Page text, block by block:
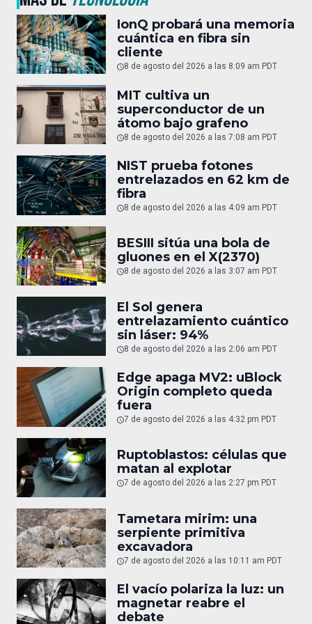
IonQ probará una memoria
cuántica en fibra sin
cliente
8 de agosto del 2026 a las 8:09 am PDT
MIT cultiva un
superconductor de un
átomo bajo grafeno
8 de agosto del 2026 a las 7:08 am PDT
NIST prueba fotones
entrelazados en 62 km de
fibra
8 de agosto del 2026 a las 4:09 am PDT
BESIII sitúa una bola de
gluones en el X(2370)
8 de agosto del 2026 a las 3:07 am PDT
El Sol genera
entrelazamiento cuántico
sin láser: 94%
8 de agosto del 2026 a las 2:06 am PDT
Edge apaga MV2: uBlock
Origin completo queda
fuera
7 de agosto del 2026 a las 4:32 pm PDT
Ruptoblastos: células que
matan al explotar
7 de agosto del 2026 a las 2:27 pm PDT
Tametara mirim: una
serpiente primitiva
excavadora
7 de agosto del 2026 a las 10:11 am PDT
El vacío polariza la luz: un
magnetar reabre el
debate